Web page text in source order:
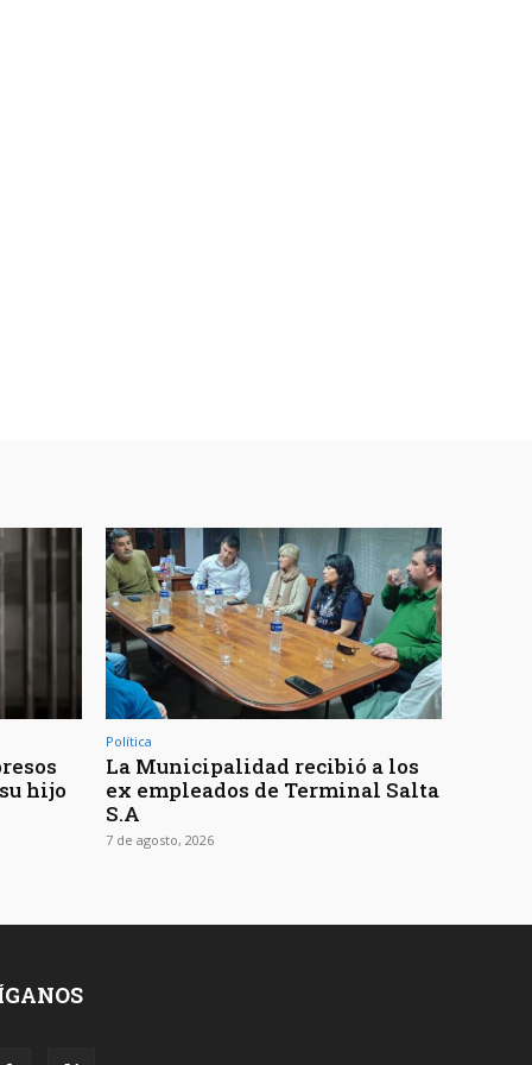
hijo
Política
La Municipalidad recibió a los
ex empleados de Terminal Salta
S.A
7 de agosto, 2026